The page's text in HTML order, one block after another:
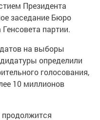
Президента
заседание Бюро
партии.
на выборы
определили
голосования,
10 миллионов
продолжится